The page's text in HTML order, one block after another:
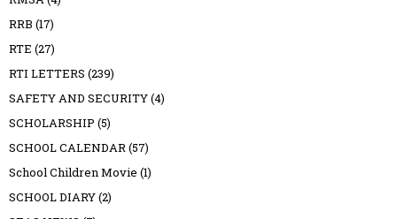
RRB (17)
RTE (27)
RTI LETTERS (239)
SAFETY AND SECURITY(4)
SCHOLARSHIP (5)
SCHOOL CALENDAR(57)
School Children Movie (1)
SCHOOL DIARY(2)